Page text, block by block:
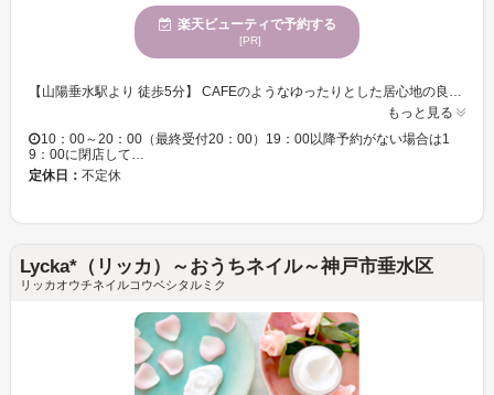
楽天ビューティで予約する
[PR]
【山陽垂水駅より 徒歩5分】 CAFEのようなゆったりとした居心地の良いオシャレな空間で、贅沢なサロンタイムをお過ごしいただけます☆ 丁寧なカウンセリングで、1人1人に合ったカラーやデザインをご提案致します◎♪ ネイルが初めての方でも豊富なカラーとデザインの中から、あなたに合ったネイルをお探しいただけるので安心してご来店ください☆ 【大人女子におススメ】 シンプル／上品／華やかなデザイン多数♪お肌の色や普段の洋服のお好みに合わせて、流行先取りデザインや王道デザインの中からあなたの指先に似合うデザインの提案を致します☆ 思わず友達に自慢したくなるような指先をお楽しみくださいね♪ 自分らしく自分だけのオリジナルなデザイン、こだわりのあるデザインも楽しんで頂けるように、お客様と一緒に考えながらネイルを作り上げます♪
もっと見る
10：00～20：00（最終受付20：00）19：00以降予約がない場合は1
9：00に閉店して…
定休日： 不定休
Lycka*（リッカ）～おうちネイル～神戸市垂水区
リッカオウチネイルコウベシタルミク